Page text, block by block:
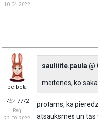
10.04.2022
be.beta
7772
Reģ:
sauliiite.paula @
meitenes, ko
protams, ka
atsauksmes un tās